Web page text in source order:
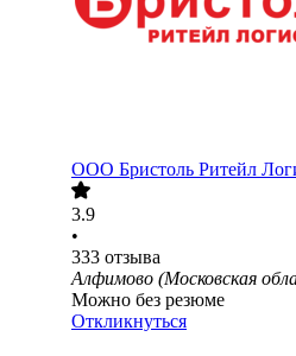
ООО Бристоль Ритейл
3.9
•
333 отзыва
Алфимово (Московская
Можно без резюме
Откликнуться